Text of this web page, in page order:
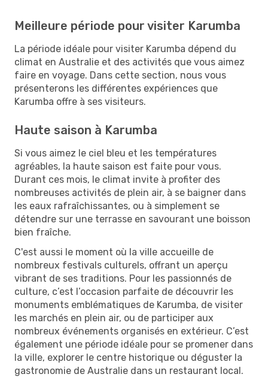
Meilleure période pour visiter Karumba
La période idéale pour visiter Karumba dépend du
climat en Australie et des activités que vous aimez
faire en voyage. Dans cette section, nous vous
présenterons les différentes expériences que
Karumba offre à ses visiteurs.
Haute saison à Karumba
Si vous aimez le ciel bleu et les températures
agréables, la haute saison est faite pour vous.
Durant ces mois, le climat invite à profiter des
nombreuses activités de plein air, à se baigner dans
les eaux rafraîchissantes, ou à simplement se
détendre sur une terrasse en savourant une boisson
bien fraîche.
C'est aussi le moment où la ville accueille de
nombreux festivals culturels, offrant un aperçu
vibrant de ses traditions. Pour les passionnés de
culture, c’est l’occasion parfaite de découvrir les
monuments emblématiques de Karumba, de visiter
les marchés en plein air, ou de participer aux
nombreux événements organisés en extérieur. C’est
également une période idéale pour se promener dans
la ville, explorer le centre historique ou déguster la
gastronomie de Australie dans un restaurant local.